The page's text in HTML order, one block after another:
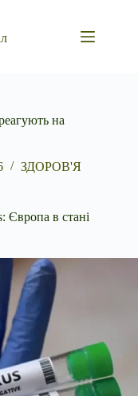
на
ЗДОРОВ'Я
Європа в стані